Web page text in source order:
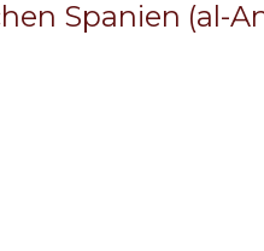
Spanien (al-